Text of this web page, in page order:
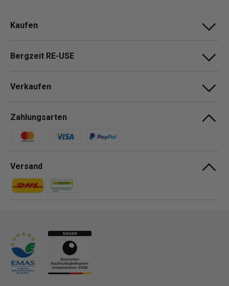
Kaufen
Bergzeit RE-USE
Verkaufen
Zahlungsarten
Zahlungsmethoden
Versand
Zahlungsmethoden
Zahlungsmethoden